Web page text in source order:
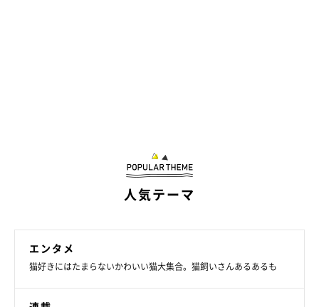
人気テーマ
エンタメ
猫好きにはたまらないかわいい猫大集合。猫飼いさんあるあるも